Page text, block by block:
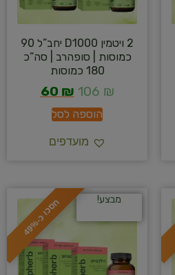
2 ויטמין D1000 יחב”ל 90
כמוסות | סופהרב | סה”כ
180 כמוסות
106 ₪
60 ₪
הוספה לסל
מועדפים
ח
ס
כ
ו
כ
-
4
9
% מבצע!